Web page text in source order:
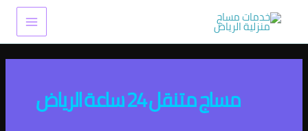
المحتوى
Main
Menu
مساج متنقل 24 ساعة الرياض